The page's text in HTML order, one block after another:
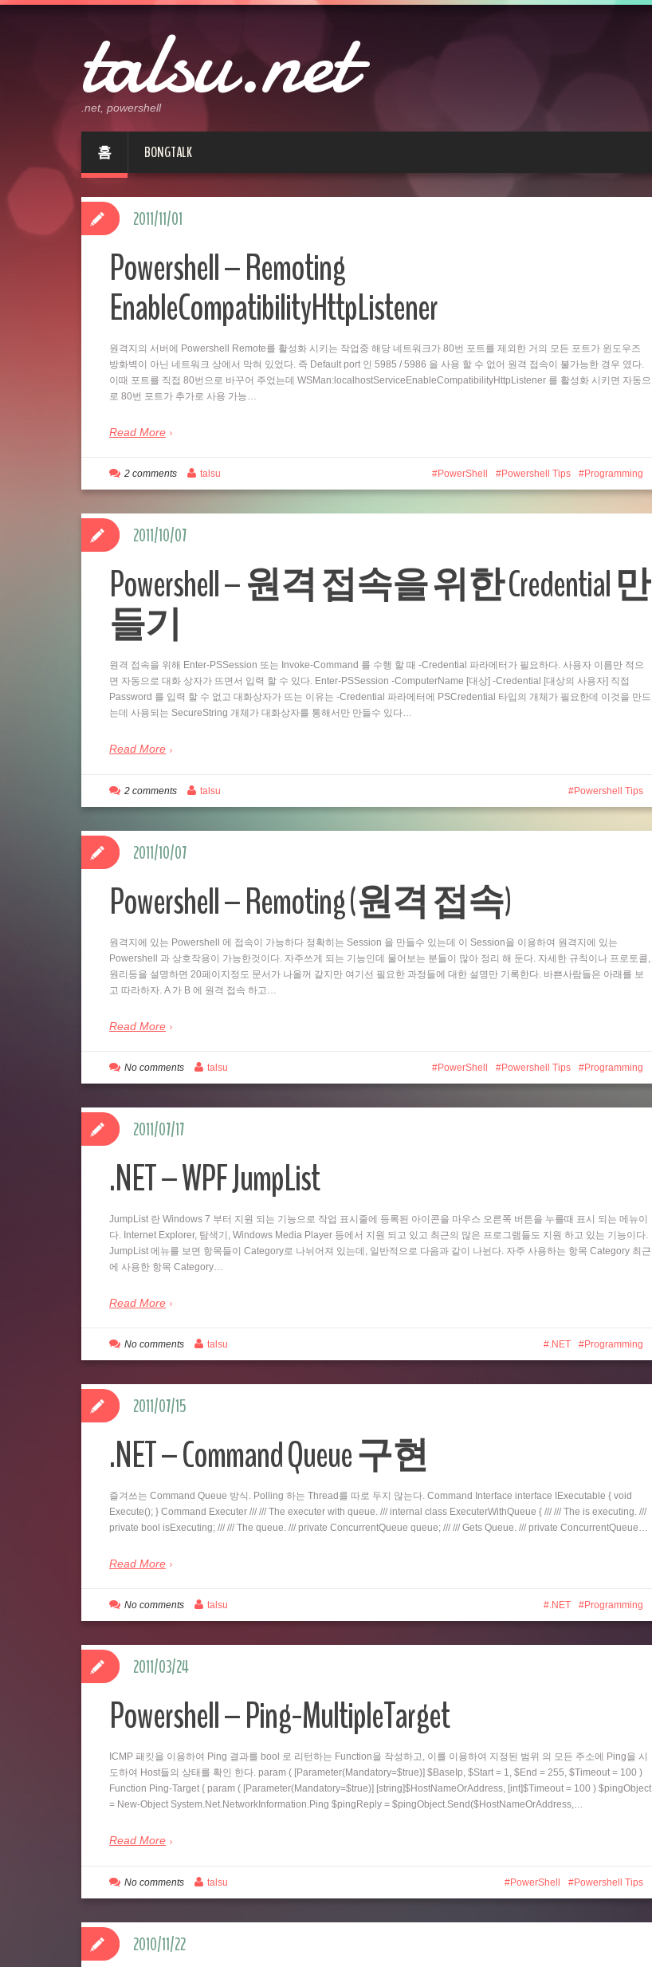
talsu.net
.net, powershell
홈 BONGTALK
Powershell – Remoting
EnableCompatibilityHttpListener
원격지의 서버에 Powershell Remote를 활성화 시키는 작업중 해당 네트워크가 80번 포트를 제외한 거의 모든 포트가 윈도우즈
방화벽이 아닌 네트워크 상에서 막혀 있었다. 즉 Default port 인 5985 / 5986 을 사용 할 수 없어 원격 접속이 불가능한 경우 였다.
이때 포트를 직접 80번으로 바꾸어 주었는데 WSMan:localhostServiceEnableCompatibilityHttpListener 를 활성화 시키면 자동으
로 80번 포트가 추가로 사용 가능…
Read More
2011/11/01
PowerShell Powershell Tips Programming
2 comments talsu
Powershell – 원격 접속을 위한 Credential 만
들기
원격 접속을 위해 Enter-PSSession 또는 Invoke-Command 를 수행 할 때 -Credential 파라메터가 필요하다. 사용자 이름만 적으
면 자동으로 대화 상자가 뜨면서 입력 할 수 있다. Enter-PSSession -ComputerName [대상] -Credential [대상의 사용자] 직접
Password 를 입력 할 수 없고 대화상자가 뜨는 이유는 -Credential 파라메터에 PSCredential 타입의 개체가 필요한데 이것을 만드
는데 사용되는 SecureString 개체가 대화상자를 통해서만 만들수 있다…
Read More
2011/10/07
Powershell Tips
2 comments talsu
Powershell – Remoting (원격 접속)
원격지에 있는 Powershell 에 접속이 가능하다 정확히는 Session 을 만들수 있는데 이 Session을 이용하여 원격지에 있는
Powershell 과 상호작용이 가능한것이다. 자주쓰게 되는 기능인데 물어보는 분들이 많아 정리 해 둔다. 자세한 규칙이나 프로토콜,
원리등을 설명하면 20페이지정도 문서가 나올꺼 같지만 여기선 필요한 과정들에 대한 설명만 기록한다. 바쁜사람들은 아래를 보
고 따라하자. A 가 B 에 원격 접속 하고…
Read More
2011/10/07
PowerShell Powershell Tips Programming
No comments talsu
.NET – WPF JumpList
JumpList 란 Windows 7 부터 지원 되는 기능으로 작업 표시줄에 등록된 아이콘을 마우스 오른쪽 버튼을 누를때 표시 되는 메뉴이
다. Internet Explorer, 탐색기, Windows Media Player 등에서 지원 되고 있고 최근의 많은 프로그램들도 지원 하고 있는 기능이다.
JumpList 메뉴를 보면 항목들이 Category로 나뉘어져 있는데, 일반적으로 다음과 같이 나뉜다. 자주 사용하는 항목 Category 최근
에 사용한 항목 Category…
Read More
2011/07/17
.NET Programming
No comments talsu
.NET – Command Queue 구현
즐겨쓰는 Command Queue 방식. Polling 하는 Thread를 따로 두지 않는다. Command Interface interface IExecutable { void
Execute(); } Command Executer /// /// The executer with queue. /// internal class ExecuterWithQueue { /// /// The is executing. ///
private bool isExecuting; /// /// The queue. /// private ConcurrentQueue queue; /// /// Gets Queue. /// private ConcurrentQueue…
Read More
2011/07/15
.NET Programming
No comments talsu
Powershell – Ping-MultipleTarget
ICMP 패킷을 이용하여 Ping 결과를 bool 로 리턴하는 Function을 작성하고, 이를 이용하여 지정된 범위 의 모든 주소에 Ping을 시
도하여 Host들의 상태를 확인 한다. param ( [Parameter(Mandatory=$true)] $BaseIp, $Start = 1, $End = 255, $Timeout = 100 )
Function Ping-Target { param ( [Parameter(Mandatory=$true)] [string]$HostNameOrAddress, [int]$Timeout = 100 ) $pingObject
= New-Object System.Net.NetworkInformation.Ping $pingReply = $pingObject.Send($HostNameOrAddress,…
Read More
2011/03/24
PowerShell Powershell Tips
No comments talsu
2010/11/22